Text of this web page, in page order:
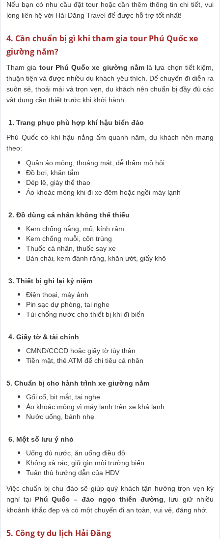
Nếu bạn có nhu cầu đặt tour hoặc cần thêm thông tin chi tiết, vui
lòng liên hệ với Hải Đăng Travel để được hỗ trợ tốt nhất!
4. Cần chuẩn bị gì khi tham gia tour Phú Quốc xe
giường nằm?
Tham gia tour Phú Quốc xe giường nằmlà lựa chọn tiết kiệm,
thuận tiện và được nhiều du khách yêu thích. Để chuyến đi diễn ra
suôn sẻ, thoải mái và trọn vẹn, du khách nên chuẩn bị đầy đủ các
vật dụng cần thiết trước khi khởi hành.
1. Trang phục phù hợp khí hậu biển đảo
Phú Quốc có khí hậu nắng ấm quanh năm, du khách nên mang
theo:
Quần áo mỏng, thoáng mát, dễ thấm mồ hôi
Đồ bơi, khăn tắm
Dép lê, giày thể thao
Áo khoác mỏng khi đi xe đêm hoặc ngồi máy lạnh
2. Đồ dùng cá nhân không thể thiếu
Kem chống nắng, mũ, kính râm
Kem chống muỗi, côn trùng
Thuốc cá nhân, thuốc say xe
Bàn chải, kem đánh răng, khăn ướt, giấy khô
3. Thiết bị ghi lại kỷ niệm
Điện thoại, máy ảnh
Pin sạc dự phòng, tai nghe
Túi chống nước cho thiết bị khi đi biển
4. Giấy tờ & tài chính
CMND/CCCD hoặc giấy tờ tùy thân
Tiền mặt, thẻ ATM để chi tiêu cá nhân
5. Chuẩn bị cho hành trình xe giường nằm
Gối cổ, bịt mắt, tai nghe
Áo khoác mỏng vì máy lạnh trên xe khá lạnh
Nước uống, bánh nhẹ
6. Một số lưu ý nhỏ
Uống đủ nước, ăn uống điều độ
Không xả rác, giữ gìn môi trường biển
Tuân thủ hướng dẫn của HDV
Việc chuẩn bị chu đáo sẽ giúp quý khách tận hưởng trọn vẹn kỳ
nghỉ tại Phú Quốc – đảo ngọc thiên đường, lưu giữ nhiều
khoảnh khắc đẹp và có một chuyến đi an toàn, vui vẻ, đáng nhớ.
5. Công ty du lịch Hải Đăng